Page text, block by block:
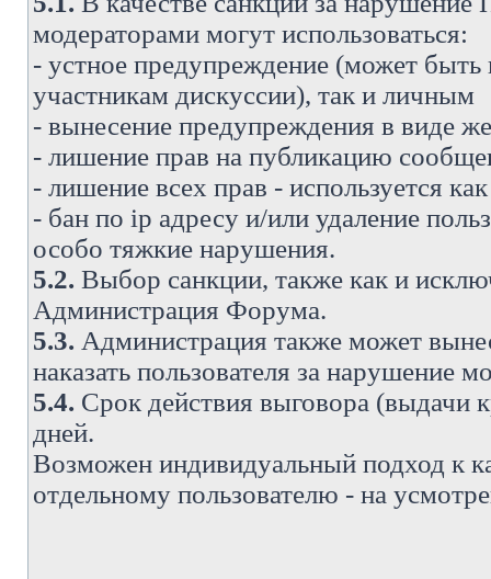
модераторами могут использоваться:
- устное предупреждение (может
участникам дискуссии), так и личным
- вынесение предупреждения в виде
- лишение прав на публикацию
- лишение всех прав - используется
- бан по ip адресу и/или удаление
особо тяжкие нарушения.
5.2. Выбор санкции, также как и
Администрация Форума.
5.3. Администрация также может
наказать пользователя за
5.4. Срок действия выговора (выдачи
дней.
Возможен индивидуальный подход к
отдельному пользователю - на